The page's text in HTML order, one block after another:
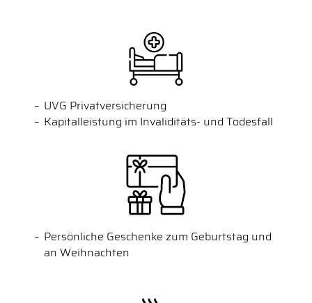
UVG Privatversicherung
Kapitalleistung im Invaliditäts- und Todesfall
Persönliche Geschenke zum Geburtstag und
an Weihnachten